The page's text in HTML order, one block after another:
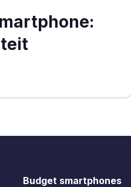
Budget smartphones